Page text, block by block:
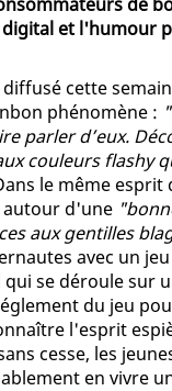
et l'humour
cette
phénomène :
parler d’eux.
couleurs flashy
le même
d'une
aux gentilles
avec un
se déroule sur
du jeu
l'esprit
cesse, les
en vivre